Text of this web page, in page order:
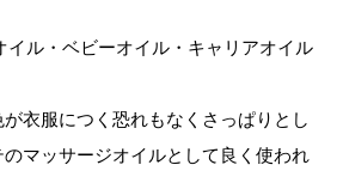
ル・ベビーオイル・キャリアオイル
衣服につく恐れもなくさっぱりとし
マッサージオイルとして良く使われ